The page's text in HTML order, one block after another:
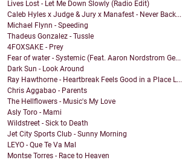
Lives Lost - Let Me Down Slowly (Radio Edit)
Caleb Hyles x Judge & Jury x Manafest - Never Back...
Michael Flynn - Speeding
Thadeus Gonzalez - Tussle
4FOXSAKE - Prey
Fear of water - Systemic (Feat. Aaron Nordstrom Ge...
Dark Sun - Look Around
Ray Hawthorne - Heartbreak Feels Good in a Place L...
Chris Aggabao - Parents
The Hellflowers - Music's My Love
Asly Toro - Mami
Wildstreet - Sick to Death
Jet City Sports Club - Sunny Morning
LEYO - Que Te Va Mal
Montse Torres - Race to Heaven